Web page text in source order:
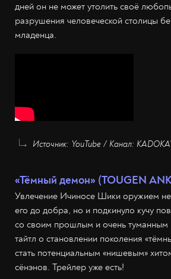
дней он не может утолить своё
разрушения человеческой столицы
младенца.
Источник: YouTube / Канал:
«Тёмный демон» (TOUGEN
Увлечение Ичиносе Шики оружием не
его до добра, но и подкинуло кучу
со своим прошлым и очень
тайтл о становлении поколения
стать потенциальным «нишевым»
сёнэнов. Трейлер уже есть!